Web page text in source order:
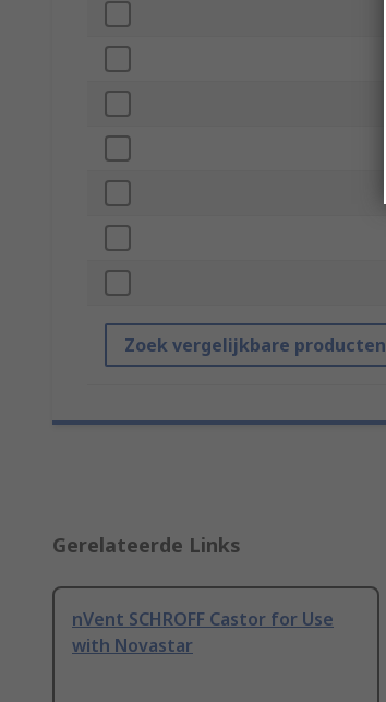
Zoek vergelijkbare producten
Gerelateerde Links
nVent SCHROFF Castor for Use
with Novastar